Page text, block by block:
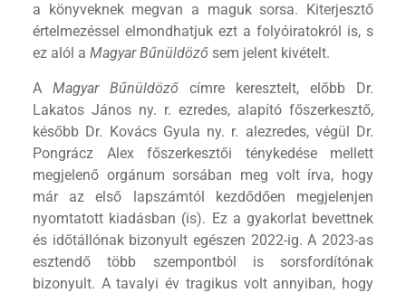
a könyveknek megvan a maguk sorsa. Kiterjesztő
értelmezéssel elmondhatjuk ezt a folyóiratokról is, s
ez alól a Magyar Bűnüldöző sem jelent kivételt.
A Magyar Bűnüldöző címre keresztelt, előbb Dr.
Lakatos János ny. r. ezredes, alapító főszerkesztő,
később Dr. Kovács Gyula ny. r. alezredes, végül Dr.
Pongrácz Alex főszerkesztői ténykedése mellett
megjelenő orgánum sorsában meg volt írva, hogy
már az első lapszámtól kezdődően megjelenjen
nyomtatott kiadásban (is). Ez a gyakorlat bevettnek
és időtállónak bizonyult egészen 2022-ig. A 2023-as
esztendő több szempontból is sorsfordítónak
bizonyult. A tavalyi év tragikus volt annyiban, hogy